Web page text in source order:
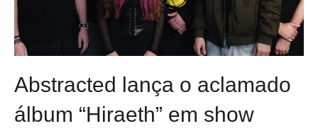
Abstracted lança o aclamado
álbum “Hiraeth” em show